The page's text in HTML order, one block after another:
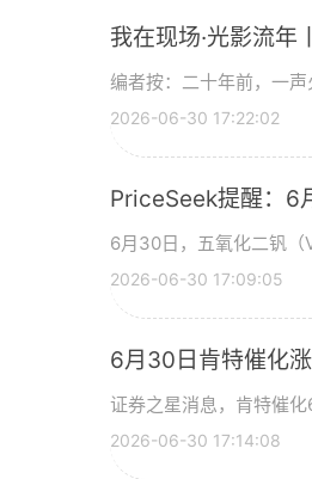
我在现场·光影流年
编者按：二十年前，一
2026-06-30 17:22:02
PriceSeek提醒：6
6月30日，五氧化二钒（
2026-06-30 17:09:05
6月30日肯特催化
证券之星消息，肯特催
2026-06-30 17:14:08